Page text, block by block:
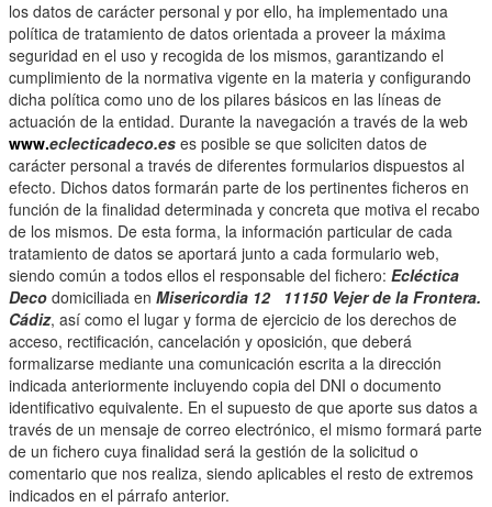
los datos de carácter personal y por ello, ha implementado una
política de tratamiento de datos orientada a proveer la máxima
seguridad en el uso y recogida de los mismos, garantizando el
cumplimiento de la normativa vigente en la materia y configurando
dicha política como uno de los pilares básicos en las líneas de
actuación de la entidad. Durante la navegación a través de la web
www.eclecticadeco.es es posible se que soliciten datos de
carácter personal a través de diferentes formularios dispuestos al
efecto. Dichos datos formarán parte de los pertinentes ficheros en
función de la finalidad determinada y concreta que motiva el recabo
de los mismos. De esta forma, la información particular de cada
tratamiento de datos se aportará junto a cada formulario web,
siendo común a todos ellos el responsable del fichero: Ecléctica
Deco domiciliada en Misericordia 12 11150 Vejer de la Frontera.
Cádiz, así como el lugar y forma de ejercicio de los derechos de
acceso, rectificación, cancelación y oposición, que deberá
formalizarse mediante una comunicación escrita a la dirección
indicada anteriormente incluyendo copia del DNI o documento
identificativo equivalente. En el supuesto de que aporte sus datos a
través de un mensaje de correo electrónico, el mismo formará parte
de un fichero cuya finalidad será la gestión de la solicitud o
comentario que nos realiza, siendo aplicables el resto de extremos
indicados en el párrafo anterior.